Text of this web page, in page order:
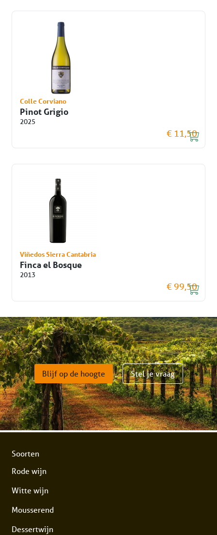
Colle Corviano
Pinot Grigio
2025
€ 11,50
Viñedos Sierra Cantabria
Finca el Bosque
2013
€ 99,50
Blijf op de hoogte Stel je vraag
Soorten
Rode wijn
Witte wijn
Mousserend
Dessertwijn